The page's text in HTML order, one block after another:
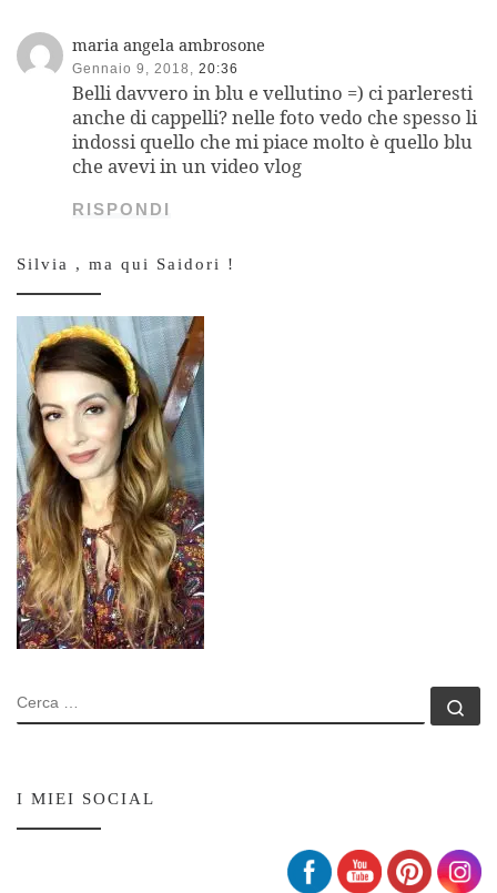
maria angela ambrosone
Gennaio 9, 2018, 20:36
Belli davvero in blu e vellutino =) ci parleresti
anche di cappelli? nelle foto vedo che spesso li
indossi quello che mi piace molto è quello blu
che avevi in un video vlog
RISPONDI
Silvia , ma qui Saidori !
CERCA
I MIEI SOCIAL